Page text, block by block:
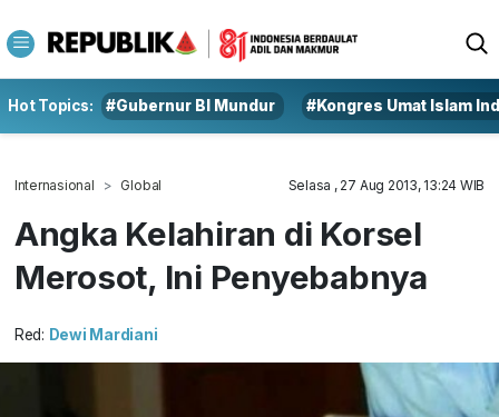
Hot Topics: #Gubernur BI Mundur #Kongres Umat Islam
Internasional Global Selasa , 27 Aug 2013, 13:24 WIB
Angka Kelahiran di Korsel
Merosot, Ini Penyebabnya
Red: Dewi Mardiani